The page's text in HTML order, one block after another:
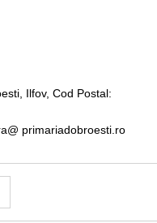
Ilfov, Cod Postal:
primariadobroesti.ro